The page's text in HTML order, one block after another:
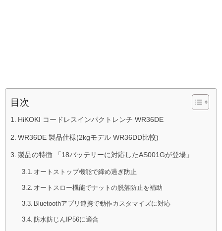
目次
HiKOKI コードレスインパクトレンチ WR36DE
WR36DE 製品仕様(2kgモデル WR36DD比較)
製品の特徴 「18バッテリーに対応したAS001Gが登場」
オートストップ機能で締め過ぎ防止
オートスロー機能でナットの脱落防止を補助
Bluetoothアプリ連携で動作カスタマイズに対応
防水防じんIP56に適合